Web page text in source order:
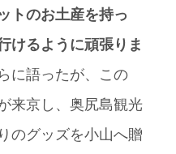
トのお土産を持っ
けるように頑張りま
に語ったが、この
来京し、奥尻島観光
のグッズを小山へ贈